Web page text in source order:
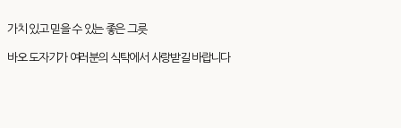
가치 있고 믿을 수 있는 좋은 그릇
바오 도자기가 여러분의 식탁에서 사랑받길 바랍니다